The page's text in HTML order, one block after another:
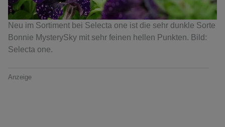
Neu im Sortiment bei Selecta one ist die sehr dunkle Sorte
Bonnie MysterySky mit sehr feinen hellen Punkten. Bild:
Selecta one.
Anzeige